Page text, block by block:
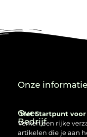
Over
Bedrijf
“Het Startpunt
Verken een rijke
artikelen die je aan
Onze informatie